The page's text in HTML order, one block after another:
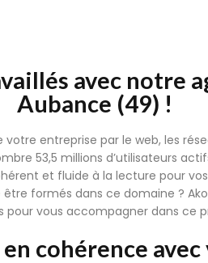
avec notre
Aubance (49) !
entreprise par le web, les
53,5 millions d’utilisateurs
et fluide à la lecture pour
formés dans ce domaine ?
pour vous accompagner dans ce
cohérence